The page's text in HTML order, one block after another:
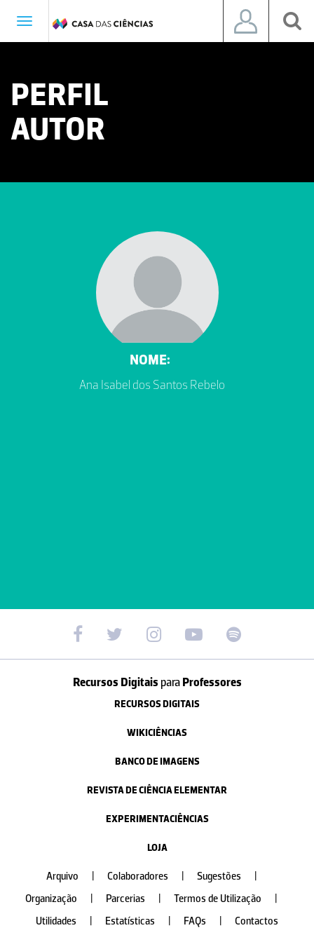
Toggle
PERFIL
AUTOR
NOME:
Ana Isabel dos Santos Rebelo
Recursos Digitais paraProfessores
RECURSOS DIGITAIS
WIKICIÊNCIAS
BANCO DE IMAGENS
REVISTA DE CIÊNCIA ELEMENTAR
EXPERIMENTACIÊNCIAS
LOJA
Arquivo Colaboradores Sugestões
Organização
Parcerias Termos de Utilização
Utilidades
Estatísticas FAQs Contactos